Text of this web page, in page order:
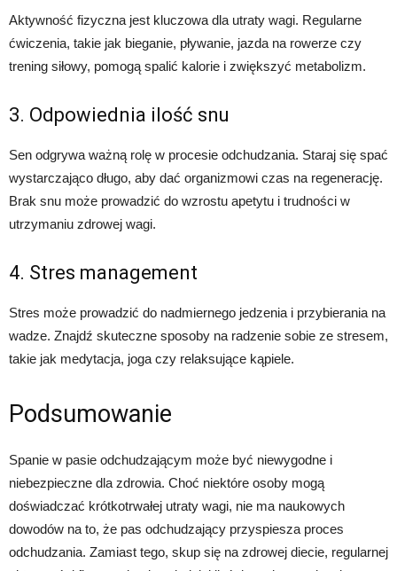
Aktywność fizyczna jest kluczowa dla utraty wagi. Regularne
ćwiczenia, takie jak bieganie, pływanie, jazda na rowerze czy
trening siłowy, pomogą spalić kalorie i zwiększyć metabolizm.
3. Odpowiednia ilość snu
Sen odgrywa ważną rolę w procesie odchudzania. Staraj się spać
wystarczająco długo, aby dać organizmowi czas na regenerację.
Brak snu może prowadzić do wzrostu apetytu i trudności w
utrzymaniu zdrowej wagi.
4. Stres management
Stres może prowadzić do nadmiernego jedzenia i przybierania na
wadze. Znajdź skuteczne sposoby na radzenie sobie ze stresem,
takie jak medytacja, joga czy relaksujące kąpiele.
Podsumowanie
Spanie w pasie odchudzającym może być niewygodne i
niebezpieczne dla zdrowia. Choć niektóre osoby mogą
doświadczać krótkotrwałej utraty wagi, nie ma naukowych
dowodów na to, że pas odchudzający przyspiesza proces
odchudzania. Zamiast tego, skup się na zdrowej diecie, regularnej